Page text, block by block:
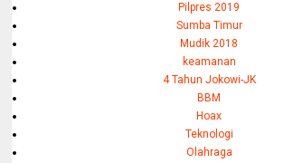
Pilpres 2019
Sumba Timur
Mudik 2018
keamanan
4 Tahun Jokowi-JK
BBM
Hoax
Teknologi
Olahraga